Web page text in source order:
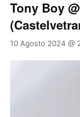
Tony Boy
10 Agosto 2024 @